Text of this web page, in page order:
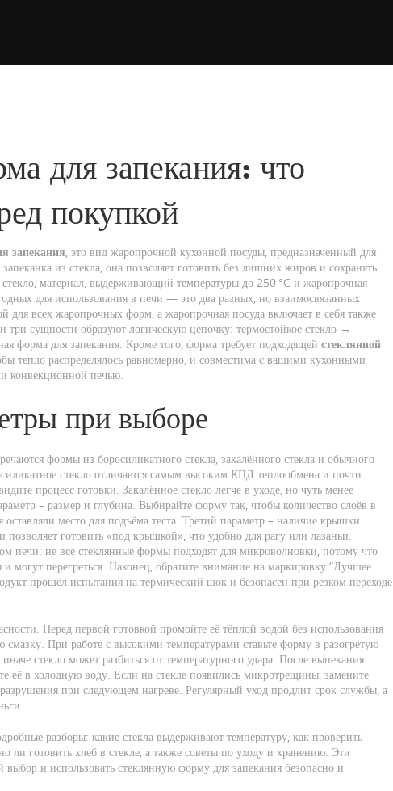
для запекания: что
покупкой
запекания, это вид жаропрочной кухонной посуды, предназначенный для
запеканка из стекла, она позволяет готовить без лишних жиров и сохранять
, материал, выдерживающий температуры до 250 °C и жаропрочная
для использования в печи — это два разных, но взаимосвязанных
для всех жаропрочных форм, а жаропрочная посуда включает в себя также
сущности образуют логическую цепочку: термостойкое стекло →
форма для запекания. Кроме того, форма требует подходящей стеклянной
тепло распределялось равномерно, и совместима с вашими кухонными
конвекционной печью.
при выборе
формы из боросиликатного стекла, закалённого стекла и обычного
стекло отличается самым высоким КПД теплообмена и почти
процесс готовки. Закалённое стекло легче в уходе, но чуть менее
– размер и глубина. Выбирайте форму так, чтобы количество слоёв в
место для подъёма теста. Третий параметр – наличие крышки.
позволяет готовить «под крышкой», что удобно для рагу или лазаньи.
печи: не все стеклянные формы подходят для микроволновки, потому что
могут перегреться. Наконец, обратите внимание на маркировку “Лучшее
прошёл испытания на термический шок и безопасен при резком переходе
Перед первой готовкой промойте её тёплой водой без использования
смазку. При работе с высокими температурами ставьте форму в разогретую
стекло может разбиться от температурного удара. После выпекания
её в холодную воду. Если на стекле появились микротрещины, замените
при следующем нагреве. Регулярный уход продлит срок службы, а
разборы: какие стекла выдерживают температуру, как проверить
готовить хлеб в стекле, а также советы по уходу и хранению. Эти
и использовать стеклянную форму для запекания безопасно и